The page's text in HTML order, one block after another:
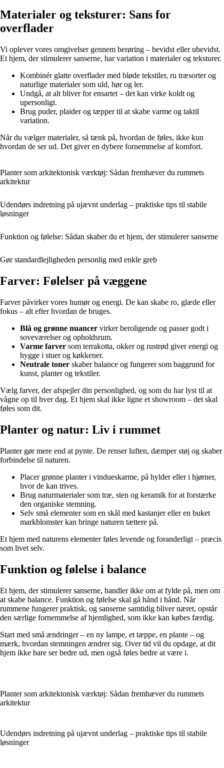
Materialer og teksturer: Sans for
overflader
Vi oplever vores omgivelser gennem berøring – bevidst eller ubevidst.
Et hjem, der stimulerer sanserne, har variation i materialer og teksturer.
Kombinér glatte overflader med bløde tekstiler, ru træsorter og
naturlige materialer som uld, hør og ler.
Undgå, at alt bliver for ensartet – det kan virke koldt og
upersonligt.
Brug puder, plaider og tæpper til at skabe varme og taktil
variation.
Når du vælger materialer, så tænk på, hvordan de føles, ikke kun
hvordan de ser ud. Det giver en dybere fornemmelse af komfort.
Planter som arkitektonisk værktøj: Sådan fremhæver du rummets
arkitektur
Udendørs indretning på ujævnt underlag – praktiske tips til stabile
løsninger
Funktion og følelse: Sådan skaber du et hjem, der stimulerer sanserne
Gør standardlejligheden personlig med enkle greb
Farver: Følelser på væggene
Farver påvirker vores humør og energi. De kan skabe ro, glæde eller
fokus – alt efter hvordan de bruges.
Blå og grønne nuancer virker beroligende og passer godt i
soveværelser og opholdsrum.
Varme farver som terrakotta, okker og rustrød giver energi og
hygge i stuer og køkkener.
Neutrale toner skaber balance og fungerer som baggrund for
kunst, planter og tekstiler.
Vælg farver, der afspejler din personlighed, og som du har lyst til at
vågne op til hver dag. Et hjem skal ikke ligne et showroom – det skal
føles som dit.
Planter og natur: Liv i rummet
Planter gør mere end at pynte. De renser luften, dæmper støj og skaber
forbindelse til naturen.
Placer grønne planter i vindueskarme, på hylder eller i hjørner,
hvor de kan trives.
Brug naturmaterialer som træ, sten og keramik for at forstærke
den organiske stemning.
Selv små elementer som en skål med kastanjer eller en buket
markblomster kan bringe naturen tættere på.
Et hjem med naturens elementer føles levende og foranderligt – præcis
som livet selv.
Funktion og følelse i balance
Et hjem, der stimulerer sanserne, handler ikke om at fylde på, men om
at skabe balance. Funktion og følelse skal gå hånd i hånd. Når
rummene fungerer praktisk, og sanserne samtidig bliver næret, opstår
den særlige fornemmelse af hjemlighed, som ikke kan købes færdig.
Start med små ændringer – en ny lampe, et tæppe, en plante – og
mærk, hvordan stemningen ændrer sig. Over tid vil du opdage, at dit
hjem ikke bare ser bedre ud, men også føles bedre at være i.
Planter som arkitektonisk værktøj: Sådan fremhæver du rummets
arkitektur
Udendørs indretning på ujævnt underlag – praktiske tips til stabile
løsninger